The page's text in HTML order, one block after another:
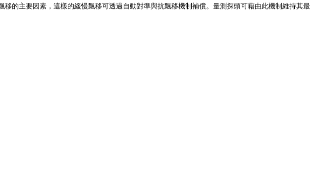
的主要因素，這樣的緩慢飄移可透過自動對準與抗飄移機制補償。量測探頭可藉由此機制維持其最